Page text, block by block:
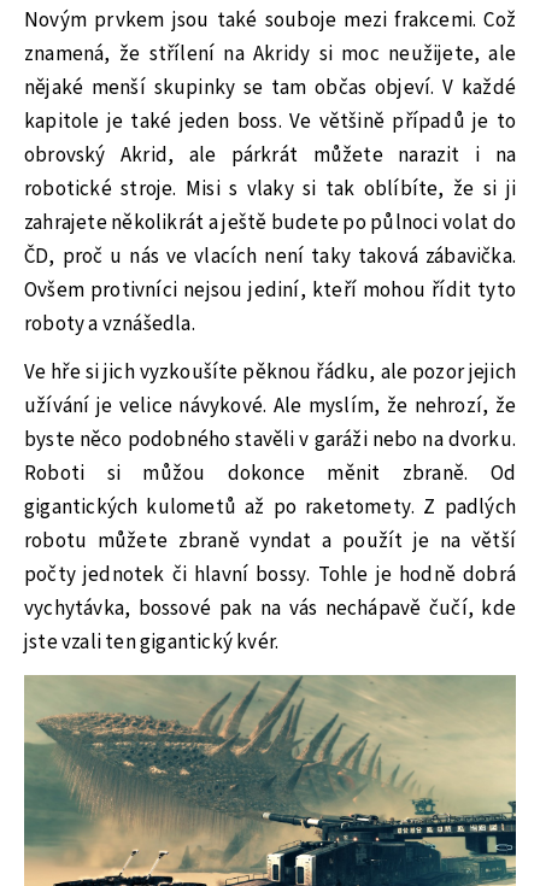
Novým prvkem jsou také souboje mezi frakcemi. Což
znamená, že střílení na Akridy si moc neužijete, ale
nějaké menší skupinky se tam občas objeví. V každé
kapitole je také jeden boss. Ve většině případů je to
obrovský Akrid, ale párkrát můžete narazit i na
robotické stroje. Misi s vlaky si tak oblíbíte, že si ji
zahrajete několikrát a ještě budete po půlnoci volat do
ČD, proč u nás ve vlacích není taky taková zábavička.
Ovšem protivníci nejsou jediní, kteří mohou řídit tyto
roboty a vznášedla.
Ve hře si jich vyzkoušíte pěknou řádku, ale pozor jejich
užívání je velice návykové. Ale myslím, že nehrozí, že
byste něco podobného stavěli v garáži nebo na dvorku.
Roboti si můžou dokonce měnit zbraně. Od
gigantických kulometů až po raketomety. Z padlých
robotu můžete zbraně vyndat a použít je na větší
počty jednotek či hlavní bossy. Tohle je hodně dobrá
vychytávka, bossové pak na vás nechápavě čučí, kde
jste vzali ten gigantický kvér.